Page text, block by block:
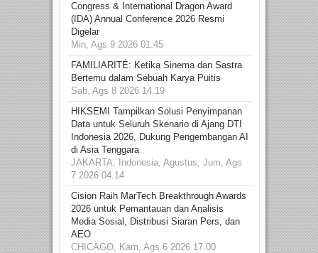
Congress & International Dragon Award
(IDA) Annual Conference 2026 Resmi
Digelar
Min, Ags 9 2026 01.45
FAMILIARITÉ: Ketika Sinema dan Sastra
Bertemu dalam Sebuah Karya Puitis
Sab, Ags 8 2026 14.19
HIKSEMI Tampilkan Solusi Penyimpanan
Data untuk Seluruh Skenario di Ajang DTI
Indonesia 2026, Dukung Pengembangan AI
di Asia Tenggara
JAKARTA, Indonesia, Agustus, Jum, Ags
7 2026 04.14
Cision Raih MarTech Breakthrough Awards
2026 untuk Pemantauan dan Analisis
Media Sosial, Distribusi Siaran Pers, dan
AEO
CHICAGO, Kam, Ags 6 2026 17.00